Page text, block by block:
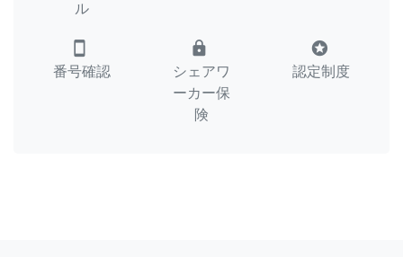
ル
smartphone
番号確認
lock
シェアワ
ーカー保
険
stars
認定制度